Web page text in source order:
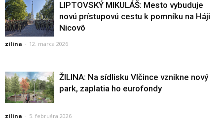
LIPTOVSKÝ MIKULÁŠ: Mesto vybuduje
novú prístupovú cestu k pomníku na Háji
Nicovô
zilina - 12. marca 2026
ŽILINA: Na sídlisku Vlčince vznikne nový
park, zaplatia ho eurofondy
zilina - 5. februára 2026